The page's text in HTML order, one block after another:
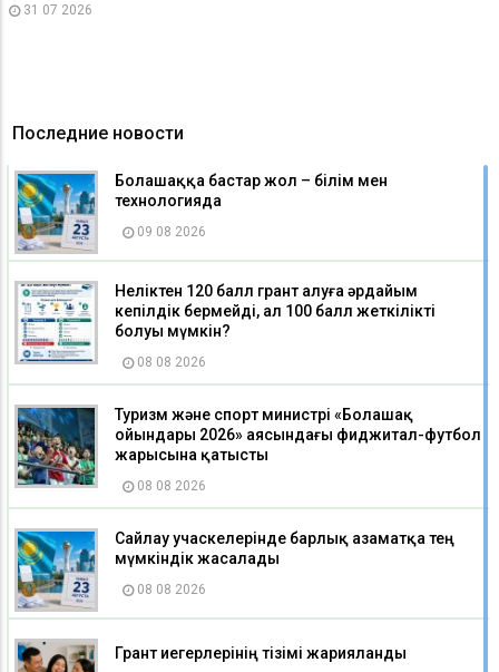
31 07 2026
Последние новости
Болашаққа бастар жол – білім мен
технологияда
09 08 2026
Неліктен 120 балл грант алуға әрдайым
кепілдік бермейді, ал 100 балл жеткілікті
болуы мүмкін?
08 08 2026
Туризм және спорт министрі «Болашақ
ойындары 2026» аясындағы фиджитал-футбол
жарысына қатысты
08 08 2026
Сайлау учаскелерінде барлық азаматқа тең
мүмкіндік жасалады
08 08 2026
Грант иегерлерінің тізімі жарияланды